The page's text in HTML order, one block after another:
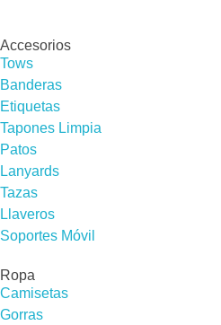
Accesorios
Tows
Banderas
Etiquetas
Tapones Limpia
Patos
Lanyards
Tazas
Llaveros
Soportes Móvil
Ropa
Camisetas
Gorras